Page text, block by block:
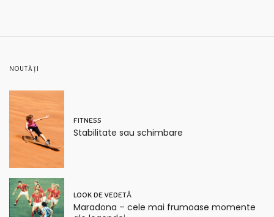
NOUTĂȚI
FITNESS
Stabilitate sau schimbare
LOOK DE VEDETĂ
Maradona – cele mai frumoase momente